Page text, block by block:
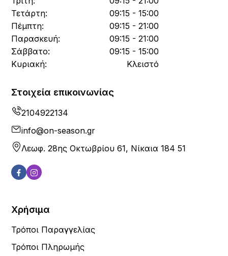
Τετάρτη:
09:15 - 15:00
Πέμπτη:
09:15 - 21:00
Παρασκευή:
09:15 - 21:00
Σάββατο:
09:15 - 15:00
Κυριακή:
Κλειστό
Στοιχεία επικοινωνίας
2104922134
info@on-season.gr
Λεωφ. 28ης Οκτωβρίου 61, Νίκαια 184 51
Χρήσιμα
Τρόποι Παραγγελίας
Τρόποι Πληρωμής